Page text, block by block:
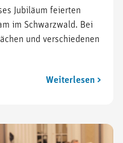
Jubiläum feierten
im Schwarzwald. Bei
und verschiedenen
Weiterlesen >